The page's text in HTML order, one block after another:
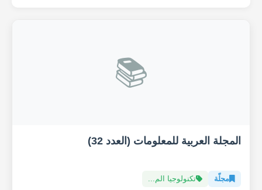
📚
المجلة العربية للمعلومات (العدد 32)
مجلّة تكنولوجيا الم...